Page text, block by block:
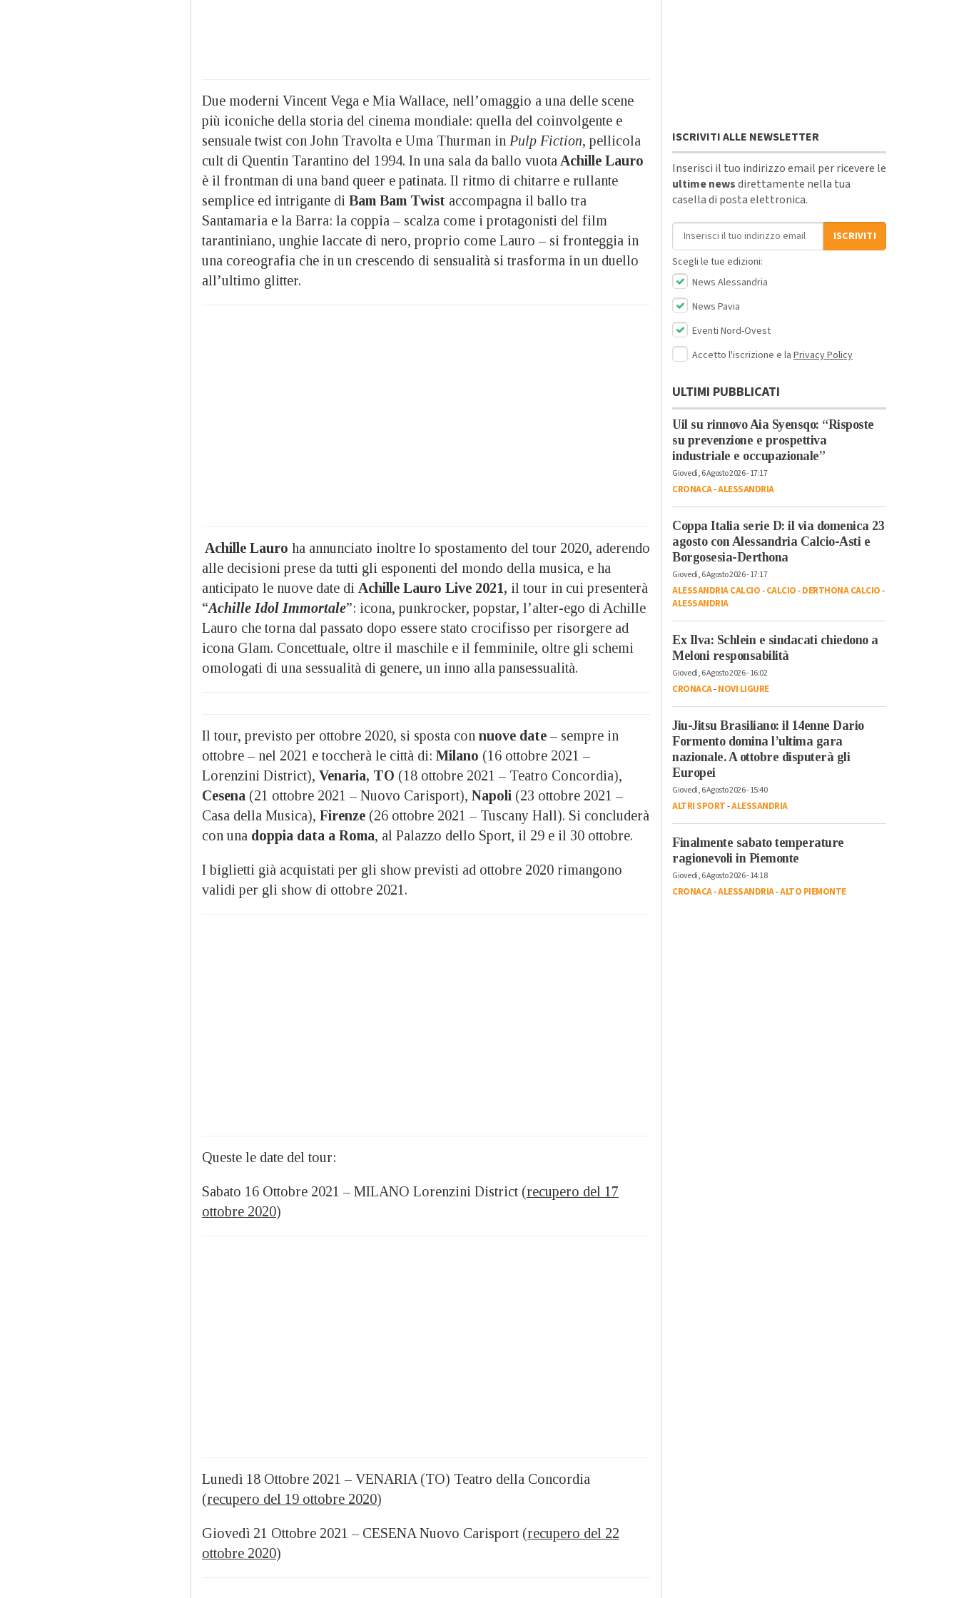
Due moderni Vincent Vega e Mia Wallace, nell’omaggio a una delle scene
più iconiche della storia del cinema mondiale: quella del coinvolgente e
sensuale twist con John Travolta e Uma Thurman in Pulp Fiction, pellicola
cult di Quentin Tarantino del 1994. In una sala da ballo vuota Achille Lauro
è il frontman di una band queer e patinata. Il ritmo di chitarre e rullante
semplice ed intrigante di Bam Bam Twist accompagna il ballo tra
Santamaria e la Barra: la coppia – scalza come i protagonisti del film
tarantiniano, unghie laccate di nero, proprio come Lauro – si fronteggia in
una coreografia che in un crescendo di sensualità si trasforma in un duello
all’ultimo glitter.
Achille Lauro ha annunciato inoltre lo spostamento del tour 2020, aderendo
alle decisioni prese da tutti gli esponenti del mondo della musica, e ha
anticipato le nuove date di Achille Lauro Live 2021, il tour in cui presenterà
“Achille Idol Immortale”: icona, punkrocker, popstar, l’alter-ego di Achille
Lauro che torna dal passato dopo essere stato crocifisso per risorgere ad
icona Glam. Concettuale, oltre il maschile e il femminile, oltre gli schemi
omologati di una sessualità di genere, un inno alla pansessualità.
Il tour, previsto per ottobre 2020, si sposta con nuove date – sempre in
ottobre – nel 2021 e toccherà le città di: Milano (16 ottobre 2021 –
Lorenzini District), Venaria, TO (18 ottobre 2021 – Teatro Concordia),
Cesena (21 ottobre 2021 – Nuovo Carisport), Napoli (23 ottobre 2021 –
Casa della Musica), Firenze (26 ottobre 2021 – Tuscany Hall). Si concluderà
con una doppia data a Roma, al Palazzo dello Sport, il 29 e il 30 ottobre.
I biglietti già acquistati per gli show previsti ad ottobre 2020 rimangono
validi per gli show di ottobre 2021.
Queste le date del tour:
Sabato 16 Ottobre 2021 – MILANO Lorenzini District (recupero del 17
ottobre 2020)
Lunedì 18 Ottobre 2021 – VENARIA (TO) Teatro della Concordia
(recupero del 19 ottobre 2020)
Giovedì 21 Ottobre 2021 – CESENA Nuovo Carisport (recupero del 22
ottobre 2020)
ISCRIVITI ALLE NEWSLETTER
Inserisci il tuo indirizzo email per ricevere le
ultime newsdirettamente nella tua
casella di posta elettronica.
Indirizzo email
ISCRIVITI
Scegli le tue edizioni:
News Alessandria
News Pavia
Eventi Nord-Ovest
Accetto l'iscrizione e la Privacy Policy
ULTIMI PUBBLICATI
Uil su rinnovo Aia Syensqo: “Risposte
su prevenzione e prospettiva
industriale e occupazionale”
Giovedì, 6 Agosto 2026 - 17:17
CRONACA-ALESSANDRIA
Coppa Italia serie D: il via domenica 23
agosto con Alessandria Calcio-Asti e
Borgosesia-Derthona
Giovedì, 6 Agosto 2026 - 17:17
ALESSANDRIA CALCIO-CALCIO-DERTHONA CALCIO-
ALESSANDRIA
Ex Ilva: Schlein e sindacati chiedono a
Meloni responsabilità
Giovedì, 6 Agosto 2026 - 16:02
CRONACA-NOVI LIGURE
Jiu-Jitsu Brasiliano: il 14enne Dario
Formento domina l’ultima gara
nazionale. A ottobre disputerà gli
Europei
Giovedì, 6 Agosto 2026 - 15:40
ALTRI SPORT-ALESSANDRIA
Finalmente sabato temperature
ragionevoli in Piemonte
Giovedì, 6 Agosto 2026 - 14:18
CRONACA-ALESSANDRIA-ALTO PIEMONTE